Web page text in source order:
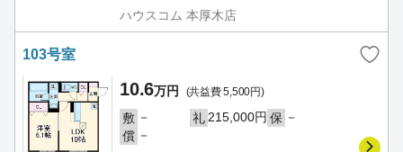
ハウスコム 本厚木店
103号室
10.6万円 (共益費 5,500円)
敷 － 礼215,000円 保 －
償 －